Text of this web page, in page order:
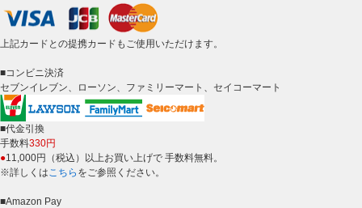
上記カードとの提携カードもご使用いただけます。
■コンビニ決済
セブンイレブン、ローソン、ファミリーマート、セイコーマート
■代金引換
手数料330円
●11,000円（税込）以上お買い上げで 手数料無料。
※詳しくは こちら をご参照ください。
■Amazon Pay